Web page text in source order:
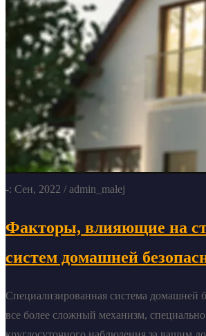
-: Сен, 2022 / admin_malej
Факторы, влияющие на
систем домашней
Специализированная система домашней
все более сложный механизм,